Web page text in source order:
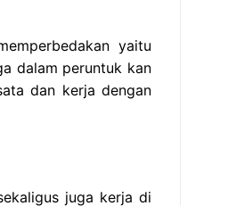
yaitu
dalam peruntuk kan
dan kerja dengan
juga kerja di